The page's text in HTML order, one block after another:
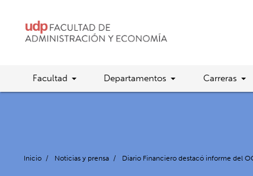
Facultad Departamentos Carreras
Inicio / Noticias y prensa / Diario Financiero destacó informe del